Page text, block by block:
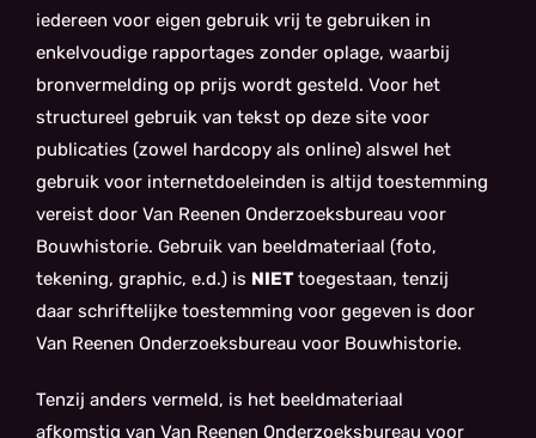
iedereen voor eigen gebruik vrij te gebruiken in
enkelvoudige rapportages zonder oplage, waarbij
bronvermelding op prijs wordt gesteld. Voor het
structureel gebruik van tekst op deze site voor
publicaties (zowel hardcopy als online) alswel het
gebruik voor internetdoeleinden is altijd toestemming
vereist door Van Reenen Onderzoeksbureau voor
Bouwhistorie. Gebruik van beeldmateriaal (foto,
tekening, graphic, e.d.) is NIETtoegestaan, tenzij
daar schriftelijke toestemming voor gegeven is door
Van Reenen Onderzoeksbureau voor Bouwhistorie.
Tenzij anders vermeld, is het beeldmateriaal
afkomstig van Van Reenen Onderzoeksbureau voor